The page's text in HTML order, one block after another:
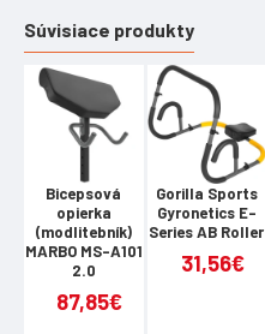
Súvisiace produkty
Bicepsová
opierka
(modlitebník)
MARBO MS-A101
2.0
87,85€
Gorilla Sports
Gyronetics E-
Series AB Roller
31,56€